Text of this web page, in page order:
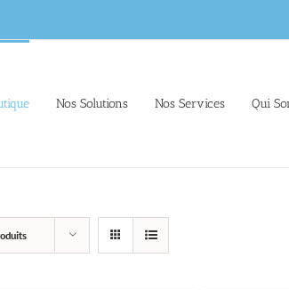
Nos Solutions Nos Services Qui